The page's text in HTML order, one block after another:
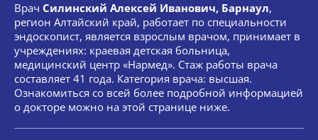
Врач Силинский Алексей Иванович, Барнаул,
регион Алтайский край, работает по специальности
эндоскопист, является взрослым врачом, принимает в
учреждениях: краевая детская больница,
медицинский центр «Нармед». Стаж работы врача
составляет 41 года. Категория врача: высшая.
Ознакомиться со всей более подробной информацией
о докторе можно на этой странице ниже.